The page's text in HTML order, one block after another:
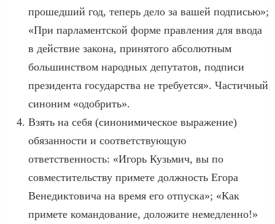
прошедший год, теперь дело за вашей подписью»;
«При парламентской форме правления для ввода
в действие закона, принятого абсолютным
большинством народных депутатов, подписи
президента государства не требуется». Частичный
синоним «одобрить».
Взять на себя (синонимическое выражение)
обязанности и соответствующую
ответственность: «Игорь Кузьмич, вы по
совместительству примете должность Егора
Венедиктовича на время его отпуска»; «Как
примете командование, доложите немедленно!»